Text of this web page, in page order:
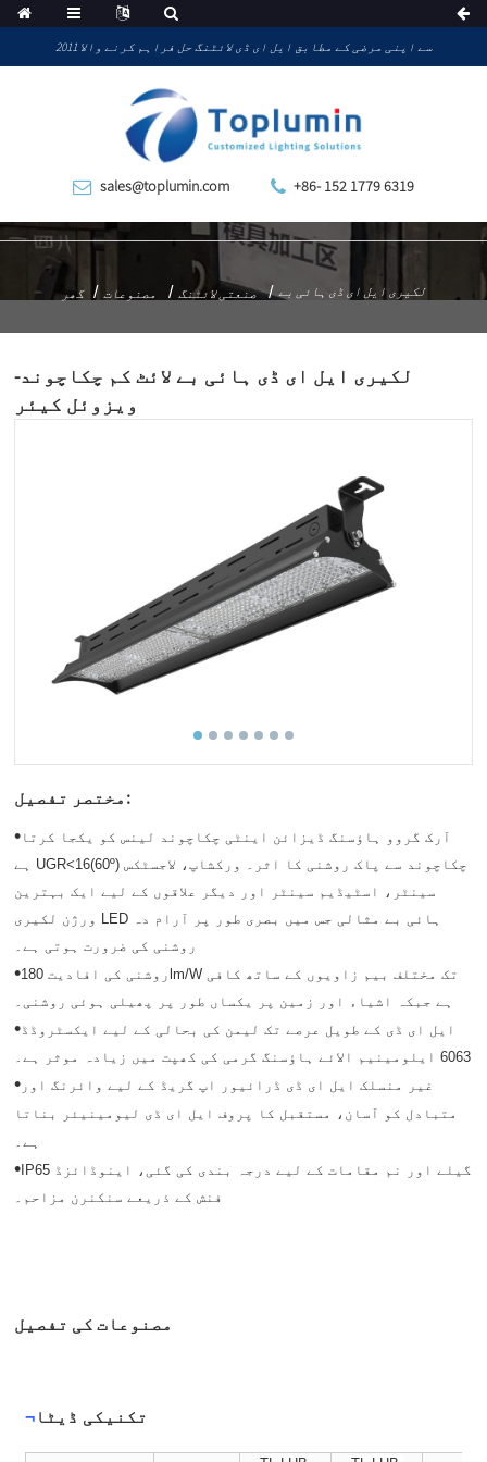
2011 سے اپنی مرضی کے مطابق ایل ای ڈی لائٹنگ حل فراہم کرنے والا
sales@toplumin.com +86- 152 1779 6319
گھر مصنوعات صنعتی لائٹنگ لکیری ایل ای ڈی ہائی بے
لکیری ایل ای ڈی ہائی بے لائٹ کم چکاچوند-
ویزوئل کیئر
مختصر تفصیل:
• آرک گروو ہاؤسنگ ڈیزائن اینٹی چکاچوند لینس کو یکجا کرتا
ہے UGR<16(60º) چکاچوند سے پاک روشنی کا اثر۔ ورکشاپ، لاجسٹکس
سینٹر، اسٹیڈیم سینٹر اور دیگر علاقوں کے لیے ایک بہترین
ورژن لکیری LED ہائی بے مثالی جس میں بصری طور پر آرام دہ
روشنی کی ضرورت ہوتی ہے۔
•روشنی کی افادیت 180lm/W تک مختلف بیم زاویوں کے ساتھ کافی
ہے جبکہ اشیاء اور زمین پر یکساں طور پر پھیلی ہوئی روشنی۔
•ایل ای ڈی کے طویل عرصے تک لیمن کی بحالی کے لیے ایکسٹروڈڈ
6063 ایلومینیم الائے ہاؤسنگ گرمی کی کھپت میں زیادہ موثر ہے۔
• غیر منسلک ایل ای ڈی ڈرائیور اپ گریڈ کے لیے وائرنگ اور
متبادل کو آسان، مستقبل کا پروف ایل ای ڈی لیومینیئر بناتا
ہے۔
•IP65 گیلے اور نم مقامات کے لیے درجہ بندی کی گئی، اینوڈائزڈ
فنش کے ذریعے سنکنرن مزاحم۔
مصنوعات کی تفصیل
¬ تکنیکی ڈیٹا